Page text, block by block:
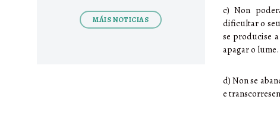
MÁIS NOTICIAS
c) Non
dificultar o
se producise
apagar o lume.
d) Non se
e